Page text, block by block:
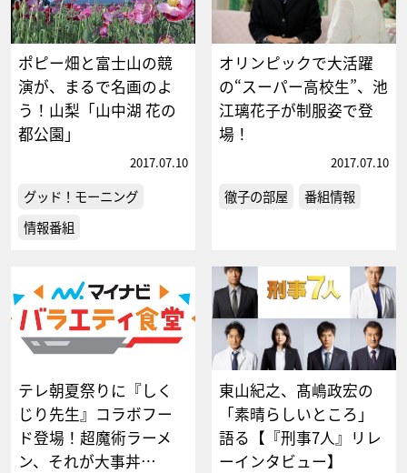
ポピー畑と富士山の競
演が、まるで名画のよ
う！山梨「山中湖 花の
都公園」
2017.07.10
グッド！モーニング
情報番組
オリンピックで大活躍
の“スーパー高校生”、池
江璃花子が制服姿で登
場！
2017.07.10
徹子の部屋 番組情報
テレ朝夏祭りに『しく
じり先生』コラボフー
ド登場！超魔術ラーメ
ン、それが大事丼…
東山紀之、髙嶋政宏の
「素晴らしいところ」
語る【『刑事7人』リレ
ーインタビュー】